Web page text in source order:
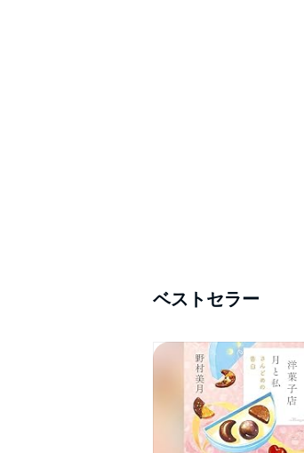
ベストセラー